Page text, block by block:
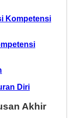
Kompetensi
Diri
Akhir